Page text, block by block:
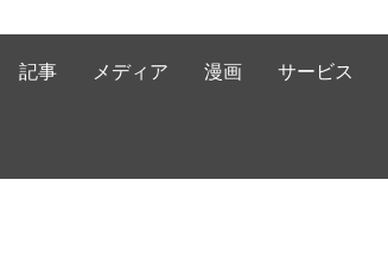
記事 メディア 漫画 サービス